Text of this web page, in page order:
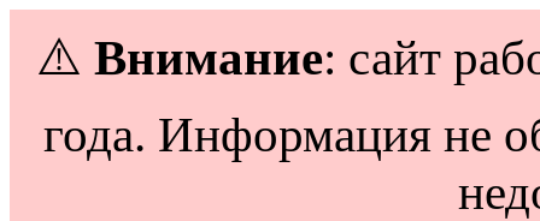
⚠️ Внимание: сайт
года. Информация не